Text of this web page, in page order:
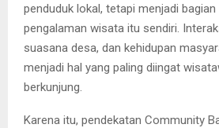
penduduk lokal, tetapi menjadi
pengalaman wisata itu sendiri.
suasana desa, dan kehidupan
menjadi hal yang paling diingat
berkunjung.
Karena itu, pendekatan Community